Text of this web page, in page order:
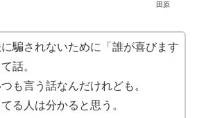
田原
騙されないために「誰が喜びます
話。
も言う話なんだけれども。
る人は分かると思う。